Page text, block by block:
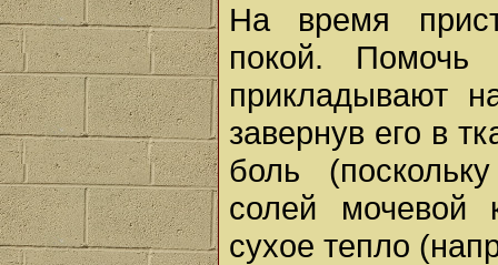
На время
покой.
прикладывают
завернув его в
боль
солей мочевой
сухое тепло